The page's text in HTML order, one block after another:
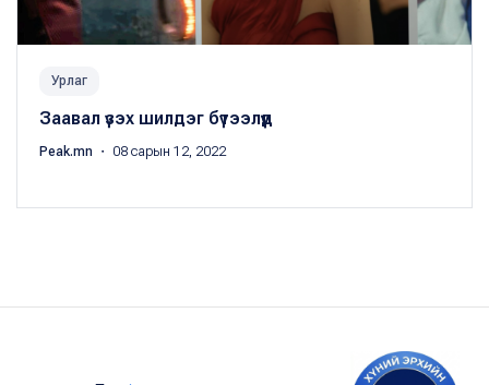
Урлаг
Заавал үзэх шилдэг бүтээлүүд
Peak.mn ・ 08 сарын 12, 2022